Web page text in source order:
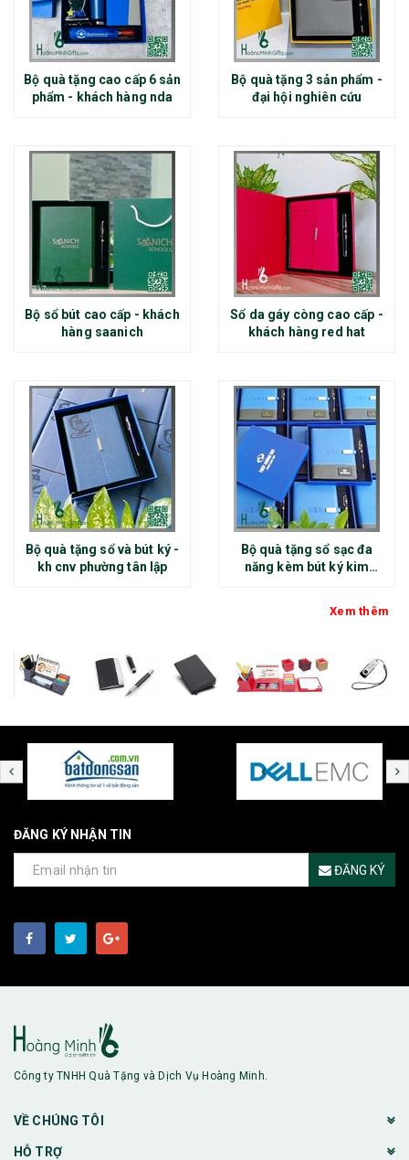
Bộ quà tặng cao cấp 6 sản
phẩm - khách hàng nda
Bộ quà tặng 3 sản phẩm -
đại hội nghiên cứu
Bộ sổ bút cao cấp - khách
hàng saanich
Sổ da gáy còng cao cấp -
khách hàng red hat
Bộ quà tặng sổ và bút ký -
kh cnv phường tân lập
Bộ quà tặng sổ sạc đa
năng kèm bút ký kim
Xem thêm
ĐĂNG KÝ NHẬN TIN
ĐĂNG KÝ
Công ty TNHH Quà Tặng và Dịch Vụ Hoàng Minh.
VỀ CHÚNG TÔI
HỖ TRỢ